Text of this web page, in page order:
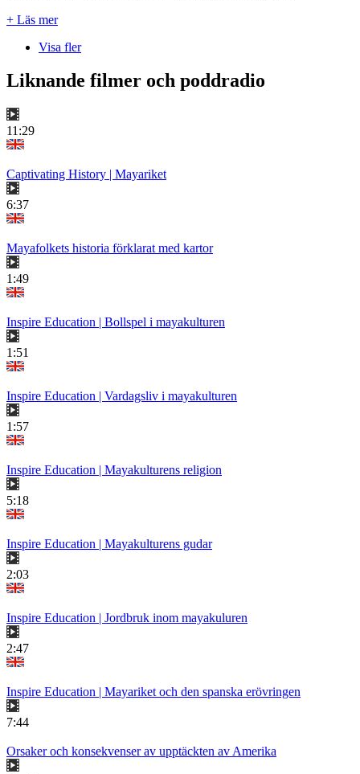
+ Läs mer
Visa fler
Liknande filmer och poddradio
11:29
Captivating History | Mayariket
6:37
Mayafolkets historia förklarat med kartor
1:49
Inspire Education | Bollspel i mayakulturen
1:51
Inspire Education | Vardagsliv i mayakulturen
1:57
Inspire Education | Mayakulturens religion
5:18
Inspire Education | Mayakulturens gudar
2:03
Inspire Education | Jordbruk inom mayakuluren
2:47
Inspire Education | Mayariket och den spanska erövringen
7:44
Orsaker och konsekvenser av upptäckten av Amerika